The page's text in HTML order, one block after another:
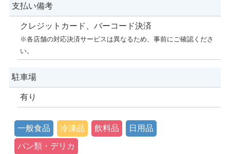
支払い備考
クレジットカード、バーコード決済
※各店舗の対応決済サービスは異なるため、事前にご確認くださ
い。
駐車場
有り
一般食品 冷凍品 飲料品 日用品
パン類・デリカ